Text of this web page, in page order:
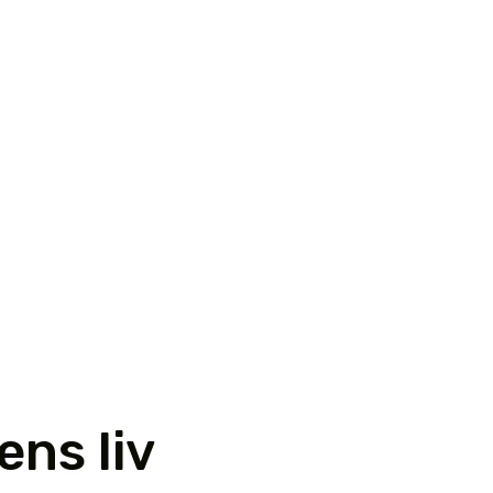
liv